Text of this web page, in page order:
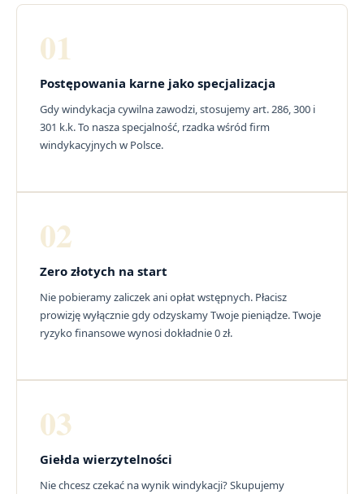
01
Postępowania karne jako specjalizacja
Gdy windykacja cywilna zawodzi, stosujemy art. 286, 300 i
301 k.k. To nasza specjalność, rzadka wśród firm
windykacyjnych w Polsce.
02
Zero złotych na start
Nie pobieramy zaliczek ani opłat wstępnych. Płacisz
prowizję wyłącznie gdy odzyskamy Twoje pieniądze. Twoje
ryzyko finansowe wynosi dokładnie 0 zł.
03
Giełda wierzytelności
Nie chcesz czekać na wynik windykacji? Skupujemy